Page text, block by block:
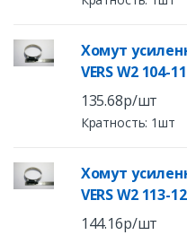
Хомут
VERS W2 104-
135.68р/шт
Кратность: 1шт
Хомут
VERS W2 113-
144.16р/шт